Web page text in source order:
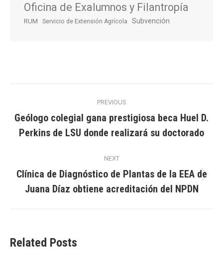
Oficina de Exalumnos y Filantropía
RUM Servicio de Extensión Agrícola Subvención
navigation
PREVIOUS
Previous
post:
Geólogo colegial gana prestigiosa beca Huel D.
Perkins de LSU donde realizará su doctorado
NEXT
Next
post:
Clínica de Diagnóstico de Plantas de la EEA de
Juana Díaz obtiene acreditación del NPDN
Related Posts